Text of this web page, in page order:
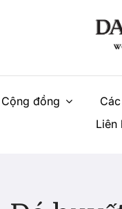
Cộng đồng
Liên